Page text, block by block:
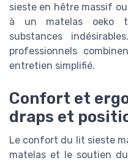
sieste en hêtre massif
à un matelas oeko
substances
professionnels
entretien simplifié.
Confort et
draps et
Le confort du lit sieste
matelas et le soutien